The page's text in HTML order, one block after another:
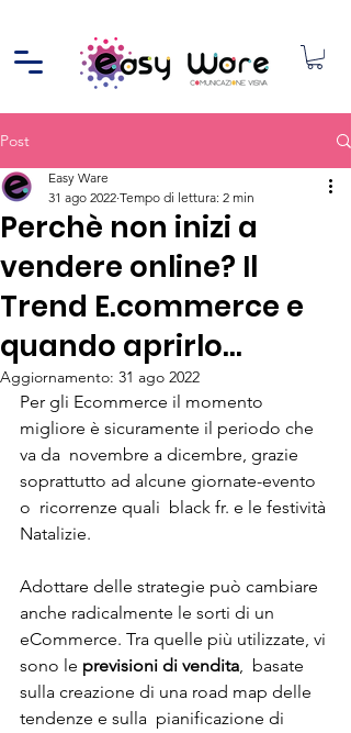
Post
Perchè non inizi a
vendere online? Il
Trend E.commerce e
quando aprirlo...
Easy Ware
31 ago 2022 Tempo di lettura: 2 min
Aggiornamento: 31 ago 2022
Per gli Ecommerce il momento
migliore è sicuramente il periodo che
va da  novembre a dicembre, grazie
soprattutto ad alcune giornate-evento
o  ricorrenze quali  black fr. e le festività
Natalizie.
Adottare delle strategie può cambiare
anche radicalmente le sorti di un
eCommerce. Tra quelle più utilizzate, vi
sono le previsioni di vendita,  basate
sulla creazione di una road map delle
tendenze e sulla  pianificazione di